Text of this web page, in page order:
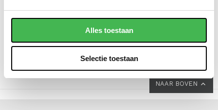
Alles toestaan
Selectie toestaan
(medium) s'cure
VOOR 149,00
15.6 inch william
NAAR BOVEN